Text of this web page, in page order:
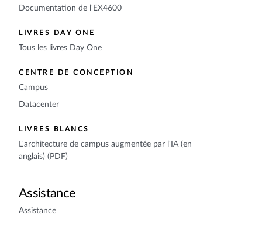
Documentation de l'EX4600
LIVRES DAY ONE
Tous les livres Day One
CENTRE DE CONCEPTION
Campus
Datacenter
LIVRES BLANCS
L'architecture de campus augmentée par l'IA (en
anglais) (PDF)
Assistance
Assistance